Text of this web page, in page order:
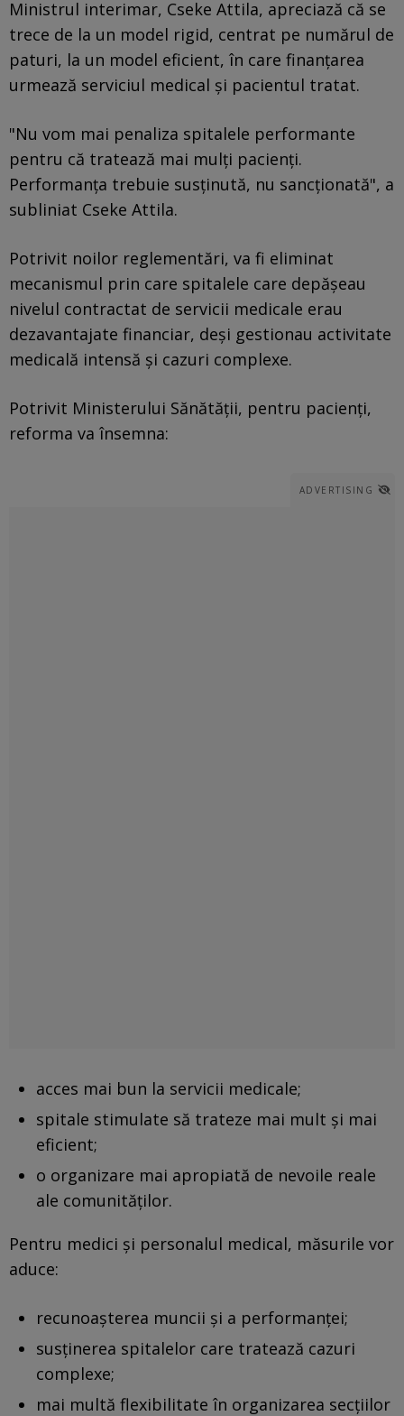
Ministrul interimar, Cseke Attila, apreciază că se
trece de la un model rigid, centrat pe numărul de
paturi, la un model eficient, în care finanţarea
urmează serviciul medical şi pacientul tratat.
"Nu vom mai penaliza spitalele performante
pentru că tratează mai mulţi pacienţi.
Performanţa trebuie susţinută, nu sancţionată", a
subliniat Cseke Attila.
Potrivit noilor reglementări, va fi eliminat
mecanismul prin care spitalele care depăşeau
nivelul contractat de servicii medicale erau
dezavantajate financiar, deşi gestionau activitate
medicală intensă şi cazuri complexe.
Potrivit Ministerului Sănătăţii, pentru pacienţi,
reforma va însemna:
ADVERTISING
acces mai bun la servicii medicale;
spitale stimulate să trateze mai mult şi mai
eficient;
o organizare mai apropiată de nevoile reale
ale comunităţilor.
Pentru medici şi personalul medical, măsurile vor
aduce:
recunoaşterea muncii şi a performanţei;
susţinerea spitalelor care tratează cazuri
complexe;
mai multă flexibilitate în organizarea secţiilor